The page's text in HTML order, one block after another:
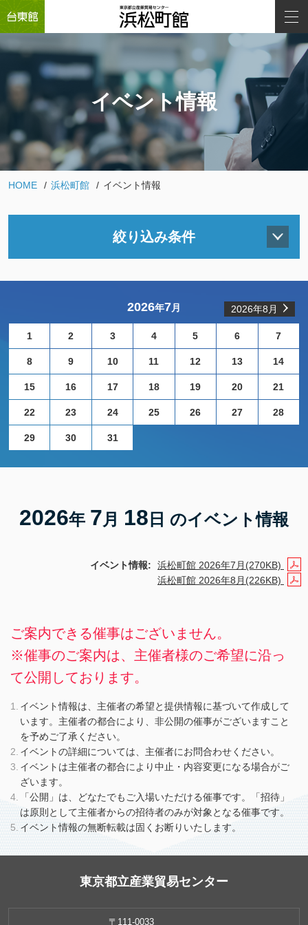
イベント情報
HOME 浜松町館 イベント情報
絞り込み条件
2026年7月 2026年8月
1 2 3 4 5 6 7
8 9 10 11 12 13 14
15 16 17 18 19 20 21
22 23 24 25 26 27 28
29 30 31
2026年 7月 18 日 のイベント情報
イベント情報:
浜松町館 2026年7月(270KB)
浜松町館 2026年8月(226KB)
ご案内できる催事はございません。
※催事のご案内は、主催者様のご希望に沿っ
て公開しております。
イベント情報は、主催者の希望と提供情報に基づいて作成して
います。主催者の都合により、非公開の催事がございますこと
を予めご了承ください。
イベントの詳細については、主催者にお問合わせください。
イベントは主催者の都合により中止・内容変更になる場合がご
ざいます。
「公開」は、どなたでもご入場いただける催事です。「招待」
は原則として主催者からの招待者のみが対象となる催事です。
イベント情報の無断転載は固くお断りいたします。
東京都立産業貿易センター
〒111-0033